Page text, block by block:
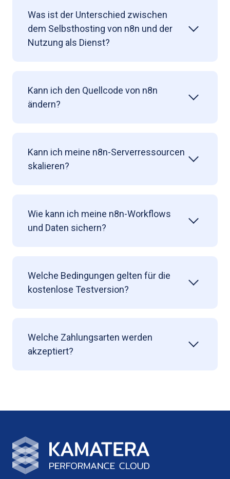
Was ist der Unterschied zwischen
dem Selbsthosting von n8n und der
Nutzung als Dienst?
Kann ich den Quellcode von n8n
ändern?
Kann ich meine n8n-Serverressourcen
skalieren?
Wie kann ich meine n8n-Workflows
und Daten sichern?
Welche Bedingungen gelten für die
kostenlose Testversion?
Welche Zahlungsarten werden
akzeptiert?